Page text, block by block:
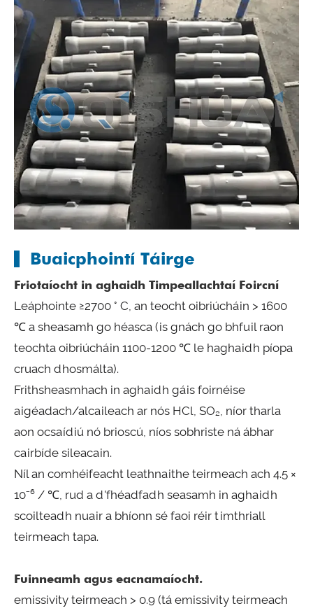
Buaicphointí Táirge
Friotaíocht in aghaidh Timpeallachtaí Foircní
Leáphointe ≥2700 ° C, an teocht oibriúcháin > 1600
℃ a sheasamh go héasca (is gnách go bhfuil raon
teochta oibriúcháin 1100-1200 ℃ le haghaidh píopa
cruach dhosmálta).
Frithsheasmhach in aghaidh gáis foirnéise
aigéadach/alcaileach ar nós HCl, SO₂, níor tharla
aon ocsaídiú nó brioscú, níos sobhriste ná ábhar
cairbíde sileacain.
Níl an comhéifeacht leathnaithe teirmeach ach 4.5 ×
10⁻⁶ / ℃, rud a d'fhéadfadh seasamh in aghaidh
scoilteadh nuair a bhíonn sé faoi réir timthriall
teirmeach tapa.
Fuinneamh agus eacnamaíocht.
emissivity teirmeach > 0.9 (tá emissivity teirmeach